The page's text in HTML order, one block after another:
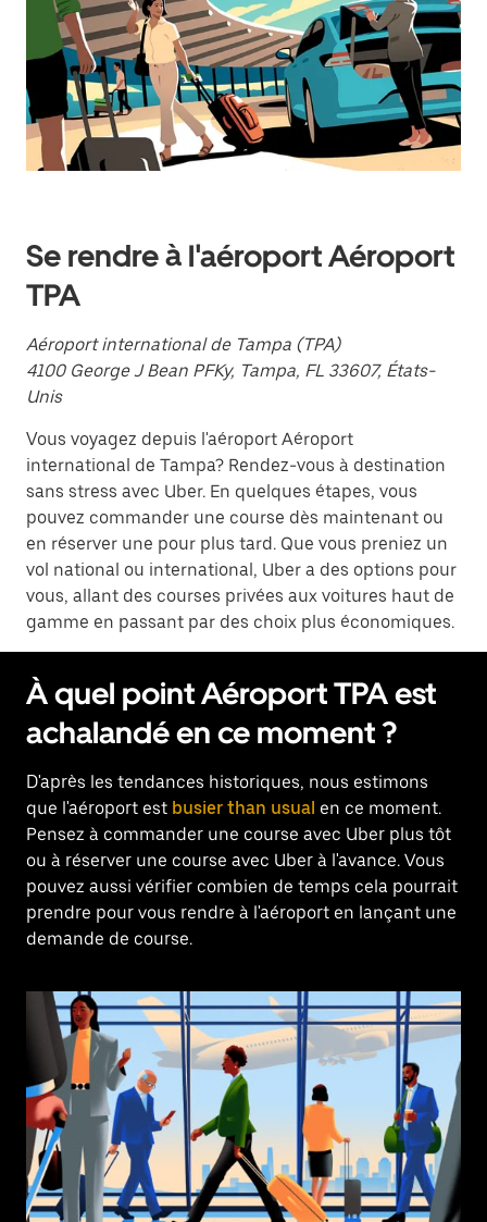
pour
interagir
avec
le
calendrier
et
sélectionner
une
date.
touche
d'échappement
pour
fermer
calendrier.
Se rendre à l'aéroport Aéroport
TPA
Aéroport international de Tampa (TPA)
4100 George J Bean PFKy, Tampa, FL 33607, États-
Unis
Vous voyagez depuis l'aéroport Aéroport
international de Tampa? Rendez-vous à destination
sans stress avec Uber. En quelques étapes, vous
pouvez commander une course dès maintenant ou
en réserver une pour plus tard. Que vous preniez un
vol national ou international, Uber a des options pour
vous, allant des courses privées aux voitures haut de
gamme en passant par des choix plus économiques.
À quel point Aéroport TPA est
achalandé en ce moment ?
D'après les tendances historiques, nous estimons
que l'aéroport est busier than usual en ce moment.
Pensez à commander une course avec Uber plus tôt
ou à réserver une course avec Uber à l'avance. Vous
pouvez aussi vérifier combien de temps cela pourrait
prendre pour vous rendre à l'aéroport en lançant une
demande de course.